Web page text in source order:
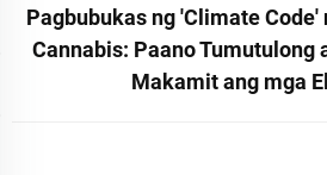
Pagbubukas ng 'Climate
Cannabis: Paano Tumutulong
Makamit ang mga